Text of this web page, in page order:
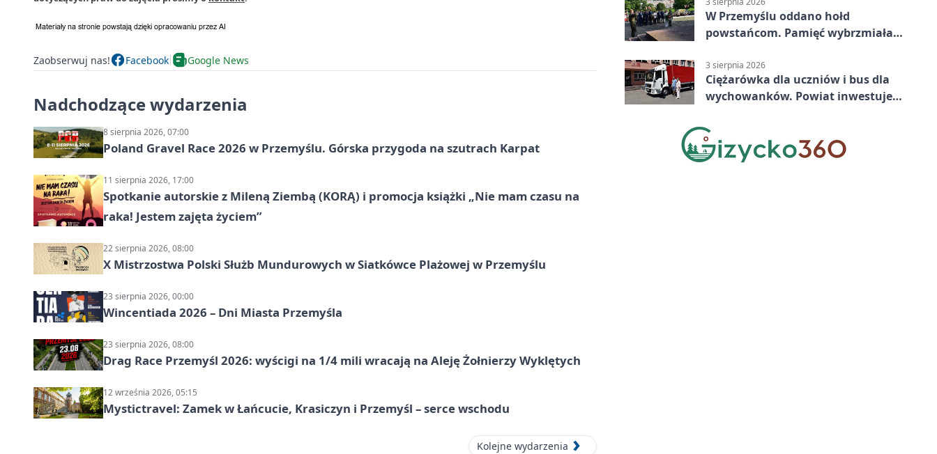
Zaobserwuj nas! Facebook Google News
Nadchodzące wydarzenia
8 sierpnia 2026, 07:00
Poland Gravel Race 2026 w Przemyślu. Górska przygoda na szutrach Karpat
11 sierpnia 2026, 17:00
Spotkanie autorskie z Mileną Ziembą (KORĄ) i promocja książki „Nie mam czasu na
raka! Jestem zajęta życiem”
22 sierpnia 2026, 08:00
X Mistrzostwa Polski Służb Mundurowych w Siatkówce Plażowej w Przemyślu
23 sierpnia 2026, 00:00
Wincentiada 2026 – Dni Miasta Przemyśla
23 sierpnia 2026, 08:00
Drag Race Przemyśl 2026: wyścigi na 1/4 mili wracają na Aleję Żołnierzy Wyklętych
12 września 2026, 05:15
Mystictravel: Zamek w Łańcucie, Krasiczyn i Przemyśl – serce wschodu
Kolejne wydarzenia
W Przemyślu oddano hołd
powstańcom. Pamięć wybrzmiała
3 sierpnia 2026
Ciężarówka dla uczniów i bus dla
wychowanków. Powiat inwestuje